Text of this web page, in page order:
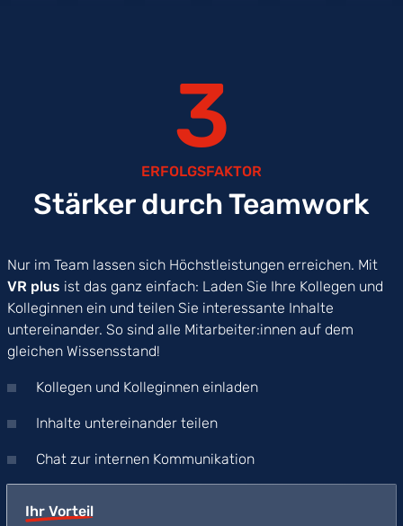
3
ERFOLGSFAKTOR
Stärker durch Teamwork
Nur im Team lassen sich Höchstleistungen erreichen. Mit
VR plus ist das ganz einfach: Laden Sie Ihre Kollegen und
Kolleginnen ein und teilen Sie interessante Inhalte
untereinander. So sind alle Mitarbeiter:innen auf dem
gleichen Wissensstand!
Kollegen und Kolleginnen einladen
Inhalte untereinander teilen
Chat zur internen Kommunikation
Ihr Vorteil